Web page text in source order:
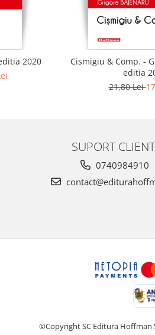
2020
Cismigiu & Comp. -
editia
21,80 Lei
SUPORT
0740984910
©Copyright SC Editura Hoffman